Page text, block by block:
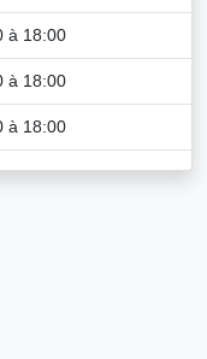
à 18:00
à 18:00
à 18:00